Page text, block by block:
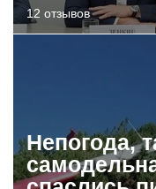
12 отзывов
Непогода,